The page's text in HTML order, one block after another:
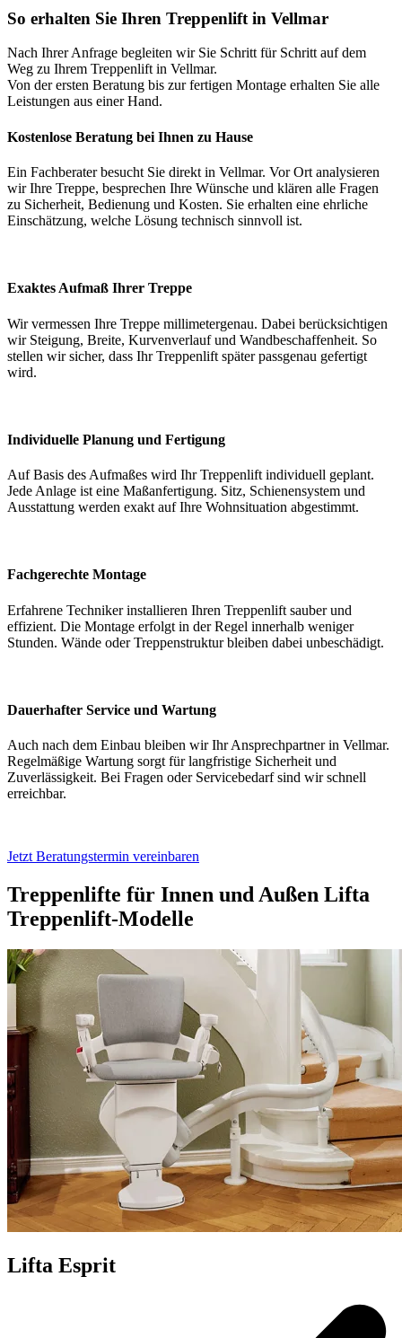
So erhalten Sie Ihren Treppenlift in Vellmar
Nach Ihrer Anfrage begleiten wir Sie Schritt für Schritt auf dem
Weg zu Ihrem Treppenlift in Vellmar.
Von der ersten Beratung bis zur fertigen Montage erhalten Sie alle
Leistungen aus einer Hand.
Kostenlose Beratung bei Ihnen zu Hause
Ein Fachberater besucht Sie direkt in Vellmar. Vor Ort analysieren
wir Ihre Treppe, besprechen Ihre Wünsche und klären alle Fragen
zu Sicherheit, Bedienung und Kosten. Sie erhalten eine ehrliche
Einschätzung, welche Lösung technisch sinnvoll ist.
Exaktes Aufmaß Ihrer Treppe
Wir vermessen Ihre Treppe millimetergenau. Dabei berücksichtigen
wir Steigung, Breite, Kurvenverlauf und Wandbeschaffenheit. So
stellen wir sicher, dass Ihr Treppenlift später passgenau gefertigt
wird.
Individuelle Planung und Fertigung
Auf Basis des Aufmaßes wird Ihr Treppenlift individuell geplant.
Jede Anlage ist eine Maßanfertigung. Sitz, Schienensystem und
Ausstattung werden exakt auf Ihre Wohnsituation abgestimmt.
Fachgerechte Montage
Erfahrene Techniker installieren Ihren Treppenlift sauber und
effizient. Die Montage erfolgt in der Regel innerhalb weniger
Stunden. Wände oder Treppenstruktur bleiben dabei unbeschädigt.
Dauerhafter Service und Wartung
Auch nach dem Einbau bleiben wir Ihr Ansprechpartner in Vellmar.
Regelmäßige Wartung sorgt für langfristige Sicherheit und
Zuverlässigkeit. Bei Fragen oder Servicebedarf sind wir schnell
erreichbar.
Jetzt Beratungstermin vereinbaren
Treppenlifte für Innen und Außen Lifta
Treppenlift-Modelle
Lifta Esprit